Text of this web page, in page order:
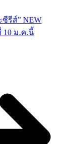
รีส์” NEW
10 ม.ค.นี้